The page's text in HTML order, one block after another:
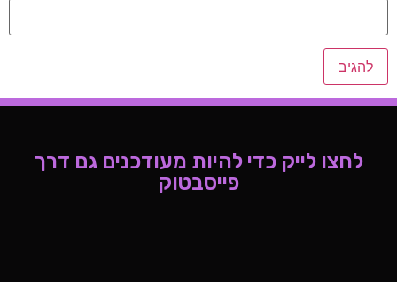
לחצו לייק כדי להיות מעודכנים גם דרך
פייסבטוק